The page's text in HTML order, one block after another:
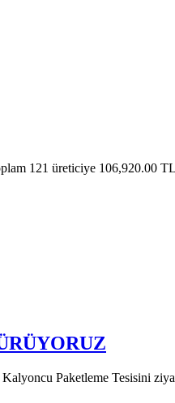
121 üreticiye 106,920.00
Paketleme Tesisini